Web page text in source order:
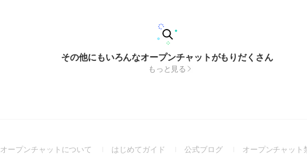
その他にもいろんなオープンチャットがもりだくさん
もっと見る
オープンチャットについて
(Openはじめてガイド
(Open公式ブログ
(Openオープンチャット